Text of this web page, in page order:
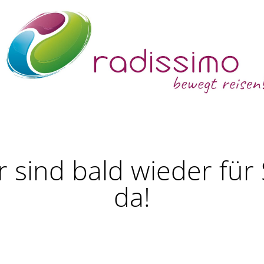
sind bald wieder für
da!